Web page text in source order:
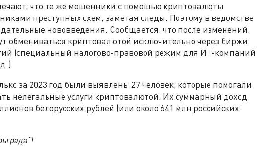
что те же мошенники с помощью криптовалюты
преступных схем, заметая следы. Поэтому в ведомстве
нововведения. Сообщается, что после изменений,
обмениваться криптовалютой исключительно через биржи
(специальный налогово-правовой режим для ИТ-компаний
за 2023 год были выявлены 27 человек, которые помогали
нелегальные услуги криптовалютой. Их суммарный доход
белорусских рублей (или около 641 млн российских